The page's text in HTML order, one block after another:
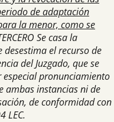
de adaptación
la menor, como se
Se casa la
desestima el recurso de
del Juzgado, que se
pronunciamiento
ambas instancias ni de
de conformidad con
LEC.